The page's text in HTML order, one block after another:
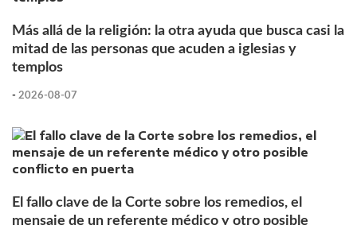
Más allá de la religión: la otra ayuda que busca casi la
mitad de las personas que acuden a iglesias y
templos
- 2026-08-07
El fallo clave de la Corte sobre los remedios, el
mensaje de un referente médico y otro posible